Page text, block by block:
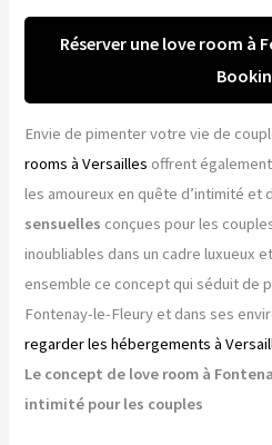
Réserver une love room à
Envie de pimenter votre vie de
rooms à Versailles offrent
les amoureux en quête d’intimité et
sensuelles conçues pour les
inoubliables dans un cadre luxueux
ensemble ce concept qui séduit de
Fontenay-le-Fleury et dans ses
regarder les hébergements à
Le concept de love room à
intimité pour les couples